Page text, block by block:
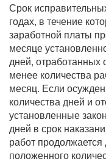
Срок
годах, в течение
заработной платы
месяце
дней,
менее количества
месяц. Если
количества дней и
установленные
дней в срок
работ
положенного